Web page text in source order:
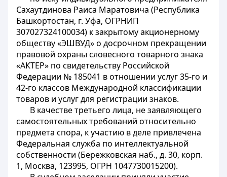
Сахаутдинова Раиса Маратовича (Республика
Башкортостан, г. Уфа, ОГРНИП
307027324100034) к закрытому акционерному
обществу «ЭШВУД» о досрочном прекращении
правовой охраны словесного товарного знака
«АКТЕР» по свидетельству Российской
Федерации № 185041 в отношении услуг 35-го и
42-го классов Международной классификации
товаров и услуг для регистрации знаков.
В качестве третьего лица, не заявляющего
самостоятельных требований относительно
предмета спора, к участию в деле привлечена
Федеральная служба по интеллектуальной
собственности (Бережковская наб., д. 30, корп.
1, Москва, 123995, ОГРН 1047730015200).